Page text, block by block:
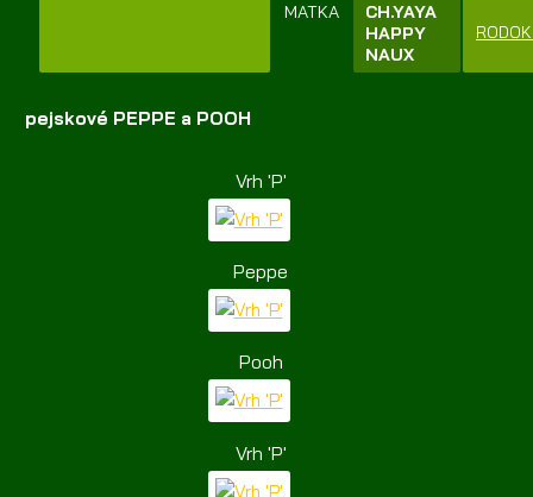
MATKA
CH.YAYA
HAPPY
NAUX
pejskové PEPPE a POOH
Vrh 'P'
Peppe
Pooh
Vrh 'P'